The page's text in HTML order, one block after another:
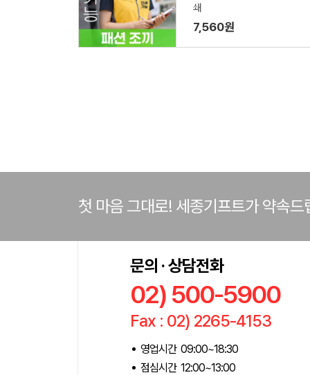
쇄
7,560원
첫 마음 그대로! 세종기프트가 약속드
문의 · 상담전화
02) 500-5900
Fax : 02) 2265-4153
영업시간 09:00~18:30
점심시간 12:00~13:00